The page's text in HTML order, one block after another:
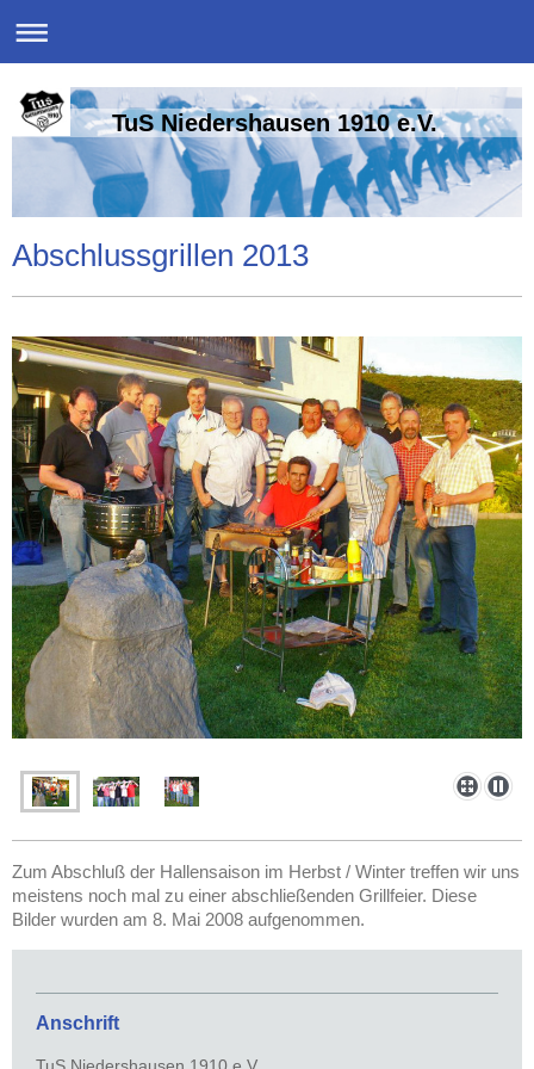
TuS Niedershausen 1910 e.V.
Abschlussgrillen 2013
Zum Abschluß der Hallensaison im Herbst / Winter treffen wir uns
meistens noch mal zu einer abschließenden Grillfeier. Diese
Bilder wurden am 8. Mai 2008 aufgenommen.
Anschrift